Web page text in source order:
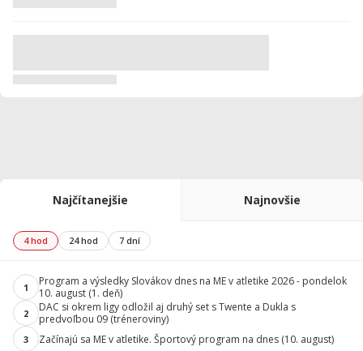
Najčítanejšie Najnovšie
4 hod 24 hod 7 dní
1
Program a výsledky Slovákov dnes na ME v atletike 2026 - pondelok
10. august (1. deň)
2
DAC si okrem ligy odložil aj druhý set s Twente a Dukla s
predvoľbou 09 (tréneroviny)
3 Začínajú sa ME v atletike. Športový program na dnes (10. august)